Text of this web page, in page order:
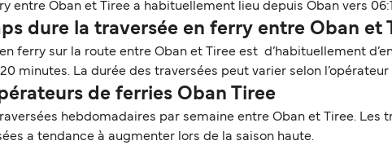
entre Oban et Tiree a habituellement lieu depuis Oban vers
dure la traversée en ferry entre Oban et
ferry sur la route entre Oban et Tiree est d’habituellement
minutes. La durée des traversées peut varier selon
de ferries Oban Tiree
hebdomadaires par semaine entre Oban et Tiree.
a tendance à augmenter lors de la saison haute.